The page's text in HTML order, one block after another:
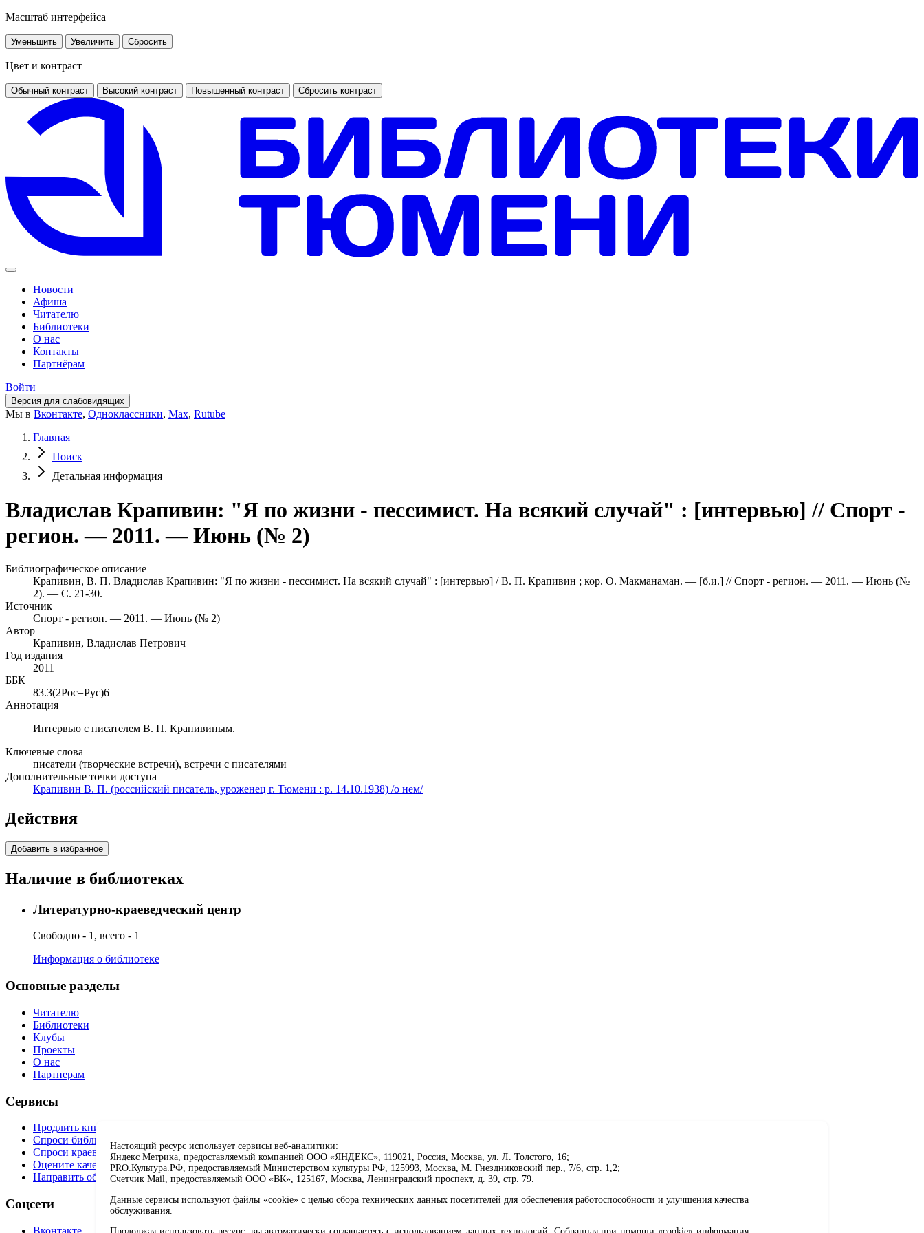
Масштаб интерфейса
Уменьшить Увеличить Сбросить
Цвет и контраст
Обычный контраст Высокий контраст Повышенный контраст Сбросить контраст
Новости
Афиша
Читателю
Библиотеки
О нас
Контакты
Партнёрам
Войти
Версия для слабовидящих
Мы в Вконтакте, Одноклассники, Max, Rutube
Главная
Поиск
Детальная информация
Владислав Крапивин: "Я по жизни - пессимист. На всякий случай" : [интервью] // Спорт -
регион. — 2011. — Июнь (№ 2)
Библиографическое описание
Крапивин, В. П. Владислав Крапивин: "Я по жизни - пессимист. На всякий случай" : [интервью] / В. П. Крапивин ; кор. О. Макманаман. — [б.и.] // Спорт - регион. — 2011. — Июнь (№
2). — С. 21-30.
Источник
Спорт - регион. — 2011. — Июнь (№ 2)
Автор
Крапивин, Владислав Петрович
Год издания
2011
ББК
83.3(2Рос=Рус)6
Аннотация
Интервью с писателем В. П. Крапивиным.
Ключевые слова
писатели (творческие встречи), встречи с писателями
Дополнительные точки доступа
Крапивин В. П. (российский писатель, уроженец г. Тюмени : р. 14.10.1938) /о нем/
Действия
Добавить в избранное
Наличие в библиотеках
Литературно-краеведческий центр
Свободно - 1, всего - 1
Информация о библиотеке
Основные разделы
Читателю
Библиотеки
Клубы
Проекты
О нас
Партнерам
Сервисы
Продлить книгу
Спроси библиотекаря
Спроси краеведа
Оцените качество услуг
Направить обращение директору
Соцсети
Вконтакте
Настоящий ресурс использует сервисы веб-аналитики:
Яндекс Метрика, предоставляемый компанией ООО «ЯНДЕКС», 119021, Россия, Москва, ул. Л. Толстого, 16;
PRO.Культура.РФ, предоставляемый Министерством культуры РФ, 125993, Москва, М. Гнездниковский пер., 7/6, стр. 1,2;
Счетчик Mail, предоставляемый ООО «ВК», 125167, Москва, Ленинградский проспект, д. 39, стр. 79.
Данные сервисы используют файлы «cookie» с целью сбора технических данных посетителей для обеспечения работоспособности и улучшения качества
обслуживания.